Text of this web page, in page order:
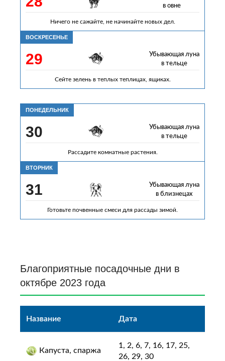
в овне
Ничего не сажайте, не начинайте новых дел.
ВОСКРЕСЕНЬЕ
29
Убывающая луна
в тельце
Сейте зелень в теплых теплицах, ящиках.
ПОНЕДЕЛЬНИК
30
Убывающая луна
в тельце
Рассадите комнатные растения.
ВТОРНИК
31
Убывающая луна
в близнецах
Готовьте почвенные смеси для рассады зимой.
Благоприятные посадочные дни в
октябре 2023 года
Название Дата
Капуста, спаржа
1, 2, 6, 7, 16, 17, 25,
26, 29, 30